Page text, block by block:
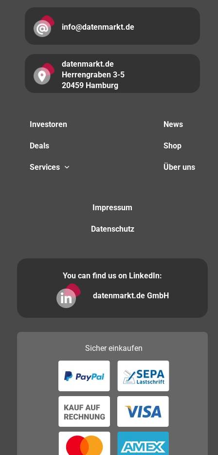
info@datenmarkt.de
datenmarkt.de
Herrengraben 3-5
20459 Hamburg
Investoren
Deals
Services
News
Shop
Über uns
Impressum
Datenschutz
You can find us on LinkedIn:
datenmarkt.de GmbH
Sichereinkaufen